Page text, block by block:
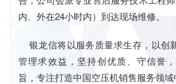
内、外在24小时内）到达现场维修。
银龙信将以服务质量求生存，以创
管理求效益，坚持创优质、守信誉
旨，专注打造中国空压机销售服务领域